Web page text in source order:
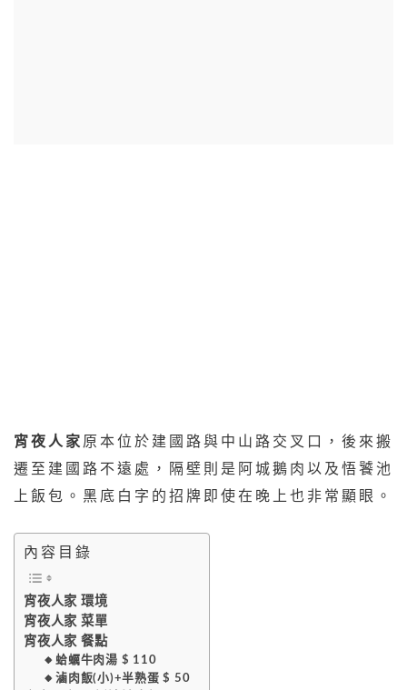
宵夜人家 原本位於建國路與中山路交叉口，後來搬
遷至建國路不遠處，隔壁則是阿城鵝肉以及悟饕池
上飯包。黑底白字的招牌即使在晚上也非常顯眼。
內容目錄
宵夜人家 環境
宵夜人家 菜單
宵夜人家 餐點
🔸️蛤蠣牛肉湯 $ 110
🔸️滷肉飯(小)+半熟蛋 $ 50